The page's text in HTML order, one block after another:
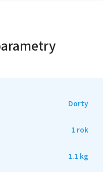
Dorty
1 rok
1.1 kg